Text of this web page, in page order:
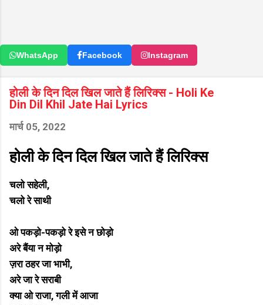
WhatsApp Facebook Instagram
होली के दिन दिल खिल जाते हैं लिरिक्स - Holi Ke
Din Dil Khil Jate Hai Lyrics
मार्च 05, 2022
होली के दिन दिल खिल जाते हैं लिरिक्स
चलो सहेली,
चलो रे साथी
ओ पकड़ो-पकड़ो रे इसे न छोड़ो
अरे बैंया न मोड़ो
ज़रा ठहर जा भाभी,
अरे जा रे सराबी
क्या ओ राजा, गली में आजा